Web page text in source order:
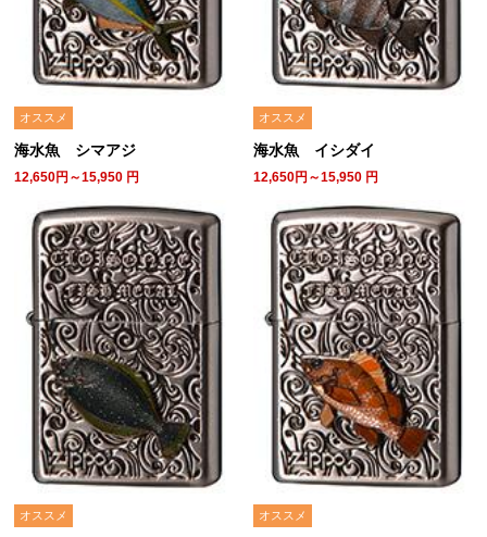
オススメ
海水魚 シマアジ
12,650円～15,950 円
オススメ
海水魚 イシダイ
12,650円～15,950 円
オススメ オススメ